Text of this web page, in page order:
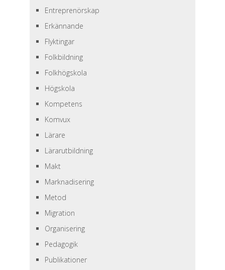
Entreprenörskap
Erkännande
Flyktingar
Folkbildning
Folkhögskola
Högskola
Kompetens
Komvux
Lärare
Lärarutbildning
Makt
Marknadisering
Metod
Migration
Organisering
Pedagogik
Publikationer